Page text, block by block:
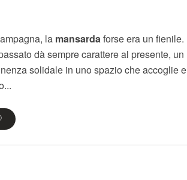
la mansardaforse era un fienile.
dà sempre carattere al presente, un
solidale in uno spazio che accoglie e